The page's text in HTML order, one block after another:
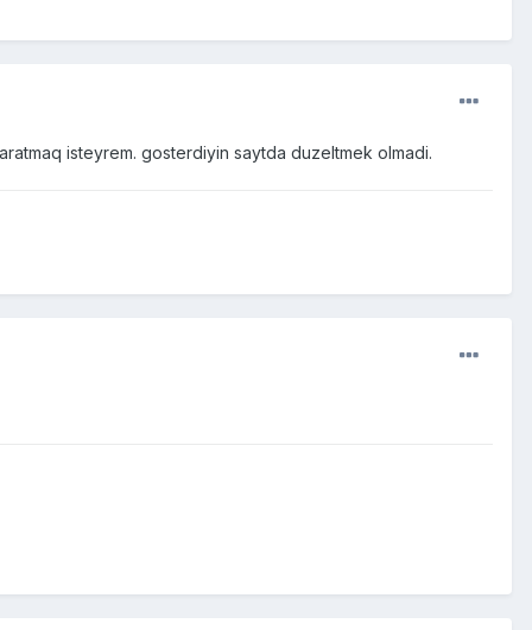
isteyrem. gosterdiyin saytda duzeltmek olmadi.